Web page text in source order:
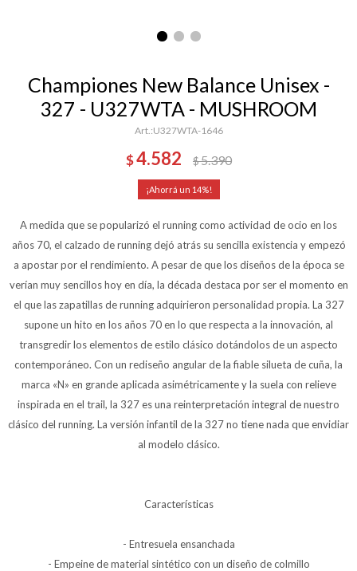
Championes New Balance Unisex -
327 - U327WTA - MUSHROOM
U327WTA-1646
$4.582 $5.390
14
A medida que se popularizó el running como actividad de ocio en los
años 70, el calzado de running dejó atrás su sencilla existencia y empezó
a apostar por el rendimiento. A pesar de que los diseños de la época se
verían muy sencillos hoy en día, la década destaca por ser el momento en
el que las zapatillas de running adquirieron personalidad propia. La 327
supone un hito en los años 70 en lo que respecta a la innovación, al
transgredir los elementos de estilo clásico dotándolos de un aspecto
contemporáneo. Con un rediseño angular de la fiable silueta de cuña, la
marca «N» en grande aplicada asimétricamente y la suela con relieve
inspirada en el trail, la 327 es una reinterpretación integral de nuestro
clásico del running. La versión infantil de la 327 no tiene nada que envidiar
al modelo clásico.
Características
- Entresuela ensanchada
- Empeine de material sintético con un diseño de colmillo